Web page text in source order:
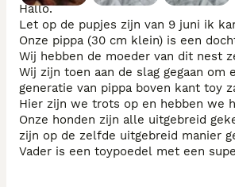
Hallo.
Let op de pupjes zijn van 9 juni ik
Onze pippa (30 cm klein) is een
Wij hebben de moeder van dit nest
Wij zijn toen aan de slag gegaan
generatie van pippa boven kant toy
Hier zijn we trots op en hebben we
Onze honden zijn alle uitgebreid
zijn op de zelfde uitgebreid manier
Vader is een toypoedel met een